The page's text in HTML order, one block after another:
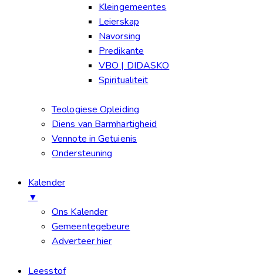
Kleingemeentes
Leierskap
Navorsing
Predikante
VBO | DIDASKO
Spiritualiteit
Teologiese Opleiding
Diens van Barmhartigheid
Vennote in Getuienis
Ondersteuning
Kalender
▼
Ons Kalender
Gemeentegebeure
Adverteer hier
Leesstof